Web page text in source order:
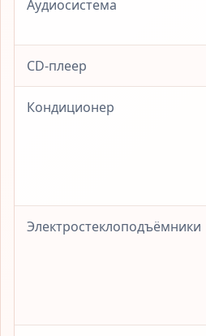
Аудиосистема
CD-плеер
Кондиционер
Электростеклоподъёмники